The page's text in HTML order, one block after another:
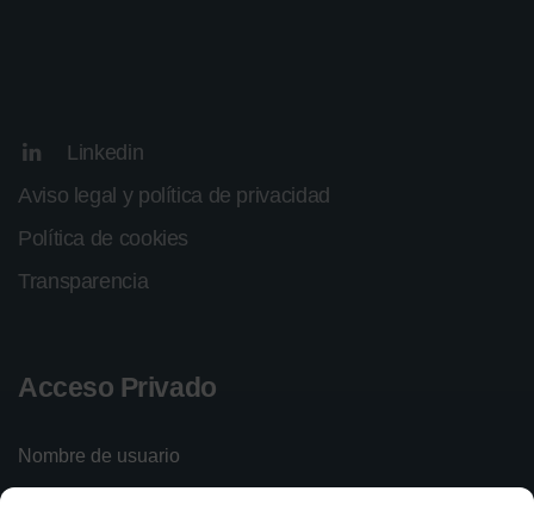
Linkedin
Aviso legal y política de privacidad
Política de cookies
Transparencia
Acceso Privado
Nombre de usuario